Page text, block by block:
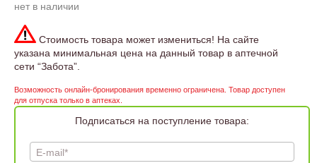
нет в наличии
Стоимость товара может измениться! На сайте
указана минимальная цена на данный товар в аптечной
сети “Забота”.
Возможность онлайн-бронирования временно ограничена. Товар доступен
для отпуска только в аптеках.
Подписаться на поступление товара:
E-mail*